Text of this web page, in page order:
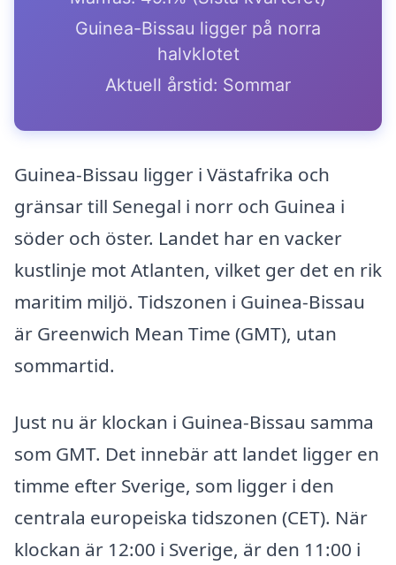
Guinea-Bissau ligger på norra
halvklotet
Aktuell årstid: Sommar
Guinea-Bissau ligger i Västafrika och
gränsar till Senegal i norr och Guinea i
söder och öster. Landet har en vacker
kustlinje mot Atlanten, vilket ger det en rik
maritim miljö. Tidszonen i Guinea-Bissau
är Greenwich Mean Time (GMT), utan
sommartid.
Just nu är klockan i Guinea-Bissau samma
som GMT. Det innebär att landet ligger en
timme efter Sverige, som ligger i den
centrala europeiska tidszonen (CET). När
klockan är 12:00 i Sverige, är den 11:00 i